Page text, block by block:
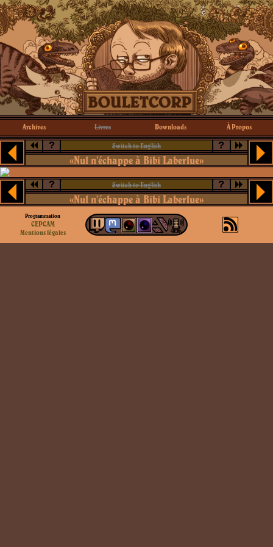
Archives Livres Downloads À Propos
? Switch to English ?
«Nul n'échappe à Bibi Laberlue»
? Switch to English ?
«Nul n'échappe à Bibi Laberlue»
Programmation
CEPCAM
Mentions légales